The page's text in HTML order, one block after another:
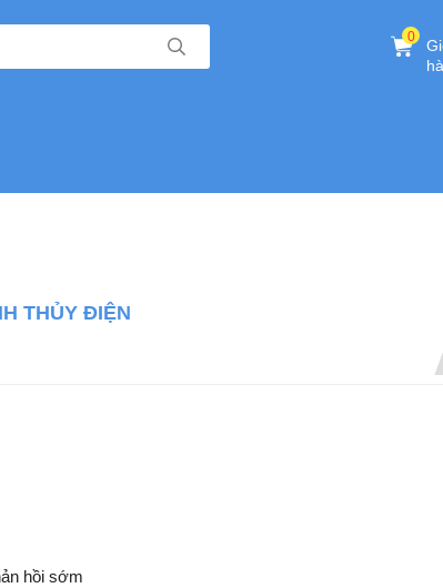
0
THỦY ĐIỆN
hồi sớm